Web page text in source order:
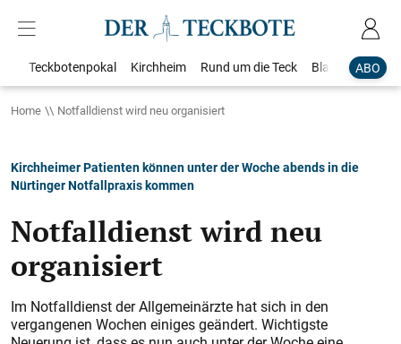
ABO
Teckbotenpokal Kirchheim Rund um die Teck Blaulicht
Home Notfalldienst wird neu organisiert
Kirchheimer Patienten können unter der Woche abends in die
Nürtinger Notfallpraxis kommen
Notfalldienst wird neu
organisiert
Im Notfalldienst der Allgemeinärzte hat sich in den
vergangenen Wochen einiges geändert. Wichtigste